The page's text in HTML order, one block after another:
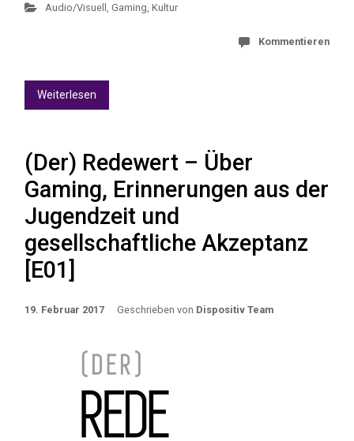
Audio/Visuell Gaming Kultur
Kommentieren
Weiterlesen
(Der) Redewert – Über
Gaming, Erinnerungen aus der
Jugendzeit und
gesellschaftliche Akzeptanz
[E01]
19. Februar 2017 Geschrieben von Dispositiv Team